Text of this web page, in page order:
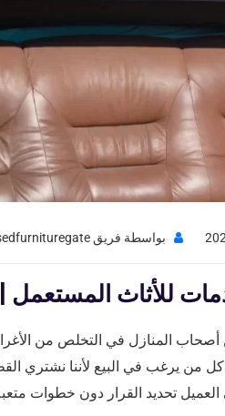
بواسطة فريق Usedfurnituregate
المستعمل | 97776408
أصحاب المنازل في التخلص من
من يرغب في البيع لأننا نشتري
تحديد القرار دون خطوات